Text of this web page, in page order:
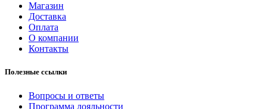
Магазин
Доставка
Оплата
О компании
Контакты
Полезные ссылки
Вопросы и ответы
Программа лояльности